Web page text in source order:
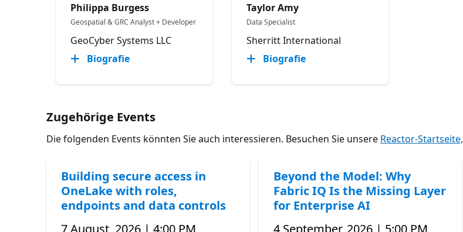
Philippa Burgess
Geospatial & GRC Analyst + Developer
GeoCyber Systems LLC
Biografie
Taylor Amy
Data Specialist
Sherritt International
Biografie
Zugehörige Events
Die folgenden Events könnten Sie auch interessieren. Besuchen Sie unsere Reactor-Startseite,
Building secure access in
OneLake with roles,
endpoints and data controls
7 August, 2026 | 4:00 PM
Beyond the Model: Why
Fabric IQ Is the Missing Layer
for Enterprise AI
4 September, 2026 | 5:00 PM